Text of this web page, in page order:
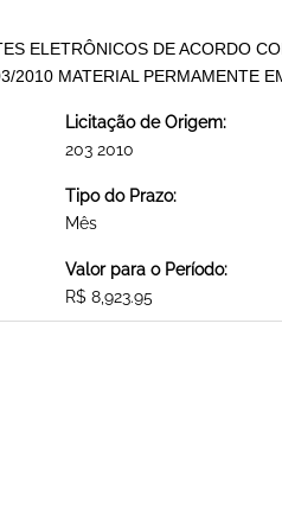
ELETRÔNICOS DE ACORDO
2010 MATERIAL PERMAMENTE
Licitação de Origem:
203 2010
Tipo do Prazo:
Mês
Valor para o Período:
R$ 8,923.95